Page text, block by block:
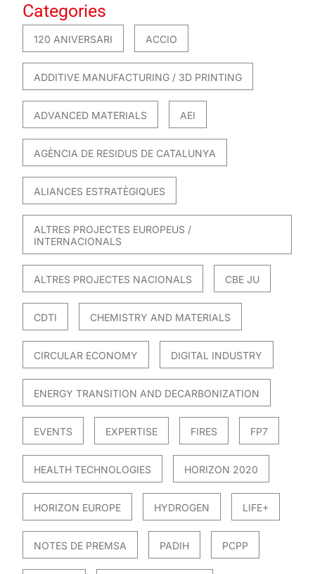
Categories
120 ANIVERSARI ACCIO
ADDITIVE MANUFACTURING / 3D PRINTING
ADVANCED MATERIALS AEI
AGÈNCIA DE RESIDUS DE CATALUNYA
ALIANCES ESTRATÈGIQUES
ALTRES PROJECTES EUROPEUS /
INTERNACIONALS
ALTRES PROJECTES NACIONALS CBE JU
CDTI CHEMISTRY AND MATERIALS
CIRCULAR ECONOMY DIGITAL INDUSTRY
ENERGY TRANSITION AND DECARBONIZATION
EVENTS EXPERTISE FIRES FP7
HEALTH TECHNOLOGIES HORIZON 2020
HORIZON EUROPE HYDROGEN LIFE+
NOTES DE PREMSA PADIH PCPP